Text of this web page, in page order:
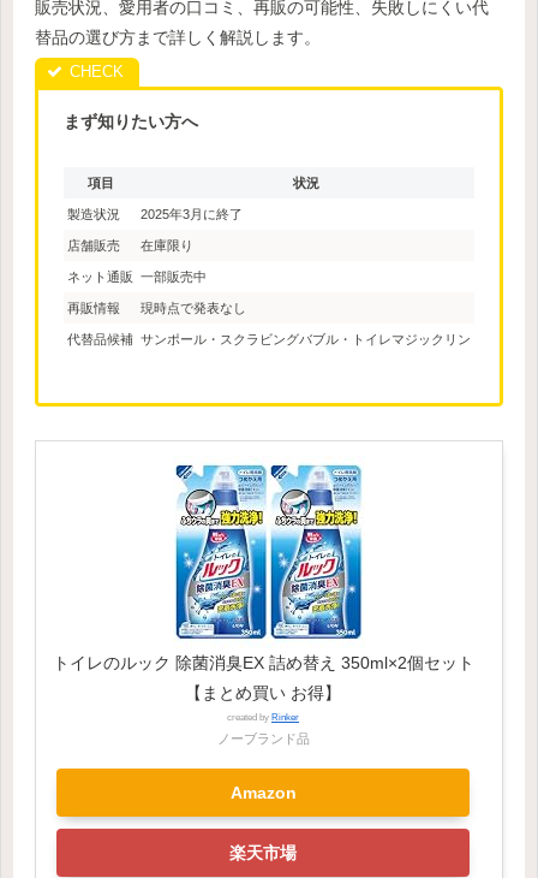
販売状況、愛用者の口コミ、再販の可能性、失敗しにくい代
替品の選び方まで詳しく解説します。
まず知りたい方へ
項目 状況
製造状況 2025年3月に終了
店舗販売 在庫限り
ネット通販 一部販売中
再販情報 現時点で発表なし
代替品候補 サンポール・スクラビングバブル・トイレマジックリン
トイレのルック 除菌消臭EX 詰め替え 350ml×2個セット
【まとめ買い お得】
created by Rinker
ノーブランド品
Amazon
楽天市場